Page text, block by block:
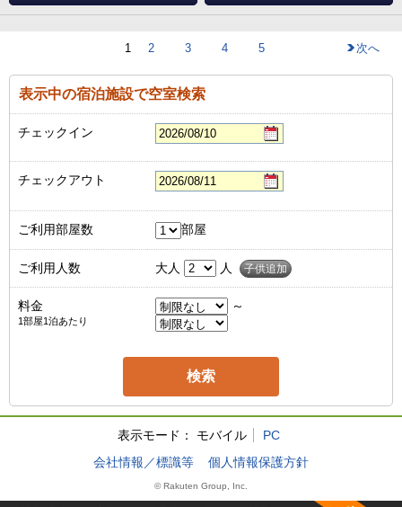
1 2 3 4 5 次へ
表示中の宿泊施設で空室検索
チェックイン
チェックアウト
ご利用部屋数 部屋
ご利用人数 大人 人 子供追加
料金
1部屋1泊あたり
～
表示モード： モバイル
PC
会社情報／標識等
個人情報保護方針
© Rakuten Group, Inc.